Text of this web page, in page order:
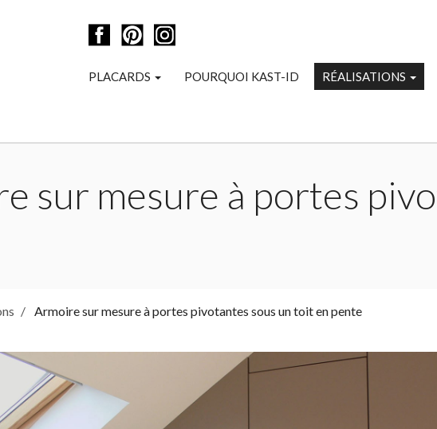
PLACARDS POURQUOI KAST-ID RÉALISATIONS
sur mesure à portes
Armoire sur mesure à portes pivotantes sous un toit en pente